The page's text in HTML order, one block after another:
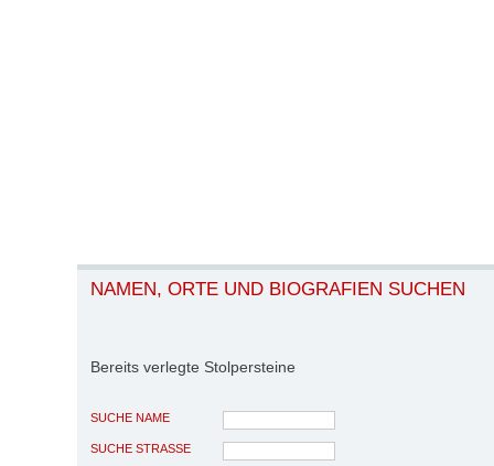
NAMEN, ORTE UND BIOGRAFIEN SUCHEN
Bereits verlegte Stolpersteine
SUCHE NAME
SUCHE STRASSE